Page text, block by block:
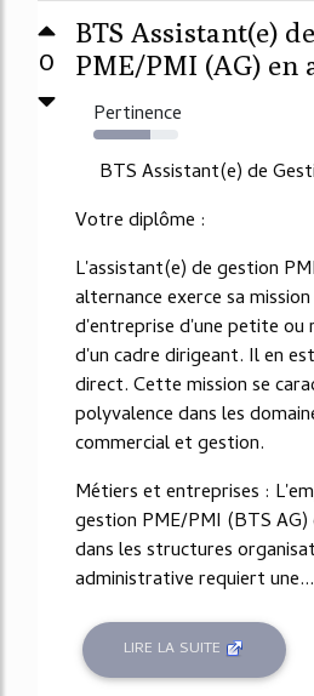
0
BTS Assistant(e)
PME/PMI (AG) en
Pertinence
67%
BTS Assistant(e) de
Votre diplôme :
L'assistant(e) de gestion
alternance exerce sa
d'entreprise d'une petite ou
d'un cadre dirigeant. Il en
direct. Cette mission se
polyvalence dans les
commercial et gestion.
Métiers et entreprises :
gestion PME/PMI (BTS AG)
dans les structures
administrative requiert une...
LIRE LA SUITE